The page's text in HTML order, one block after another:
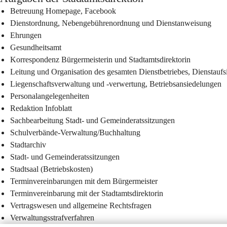
Betreuung Homepage, Facebook
Dienstordnung, Nebengebührenordnung und Dienstanweisung
Ehrungen
Gesundheitsamt
Korrespondenz Bürgermeisterin und Stadtamtsdirektorin
Leitung und Organisation des gesamten Dienstbetriebes,
Liegenschaftsverwaltung und -verwertung, Betriebsansiedelungen
Personalangelegenheiten
Redaktion Infoblatt
Sachbearbeitung Stadt- und Gemeinderatssitzungen
Schulverbände-Verwaltung/Buchhaltung
Stadtarchiv
Stadt- und Gemeinderatssitzungen
Stadtsaal (Betriebskosten)
Terminvereinbarungen mit dem Bürgermeister
Terminvereinbarung mit der Stadtamtsdirektorin
Vertragswesen und allgemeine Rechtsfragen
Verwaltungsstrafverfahren